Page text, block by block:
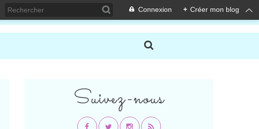
Connexion + Créer mon blog
Suivez-nous